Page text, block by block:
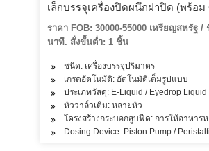
เล็กบรรจุเครื่องปิดผนึกฝาปิด (พร้อม
ราคา FOB: 30000-55000 เหรียญสหรัฐ /
นาที. สั่งขั้นต่ำ: 1 ชิ้น
ชนิด: เครื่องบรรจุปริมาตร
เกรดอัตโนมัติ: อัตโนมัติเต็มรูปแบบ
ประเภทวัสดุ: E-Liquid / Eyedrop Liquid
หัววาล์วเติม: หลายหัว
โครงสร้างกระบอกสูบฟีด: การให้อาหาร
Dosing Device: Piston Pump /